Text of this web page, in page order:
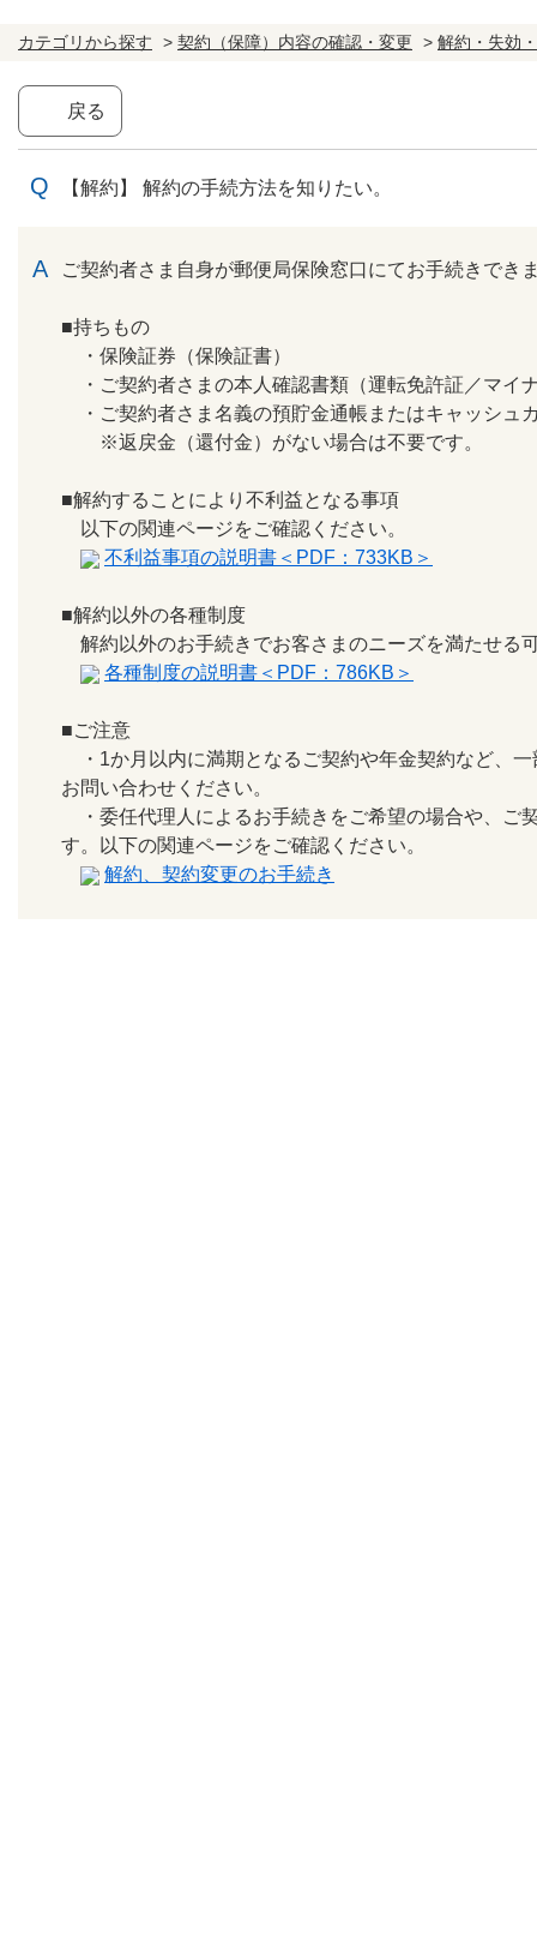
カテゴリから探す > 契約（保障）内容の確認・変更 > 解約・失効
戻る
【解約】 解約の手続方法を知りたい。
ご契約者さま自身が郵便局保険窓口にてお手続きでき
■持ちもの
・保険証券（保険証書）
・ご契約者さまの本人確認書類（運転免許証／マイ
・ご契約者さま名義の預貯金通帳またはキャッシュ
※返戻金（還付金）がない場合は不要です。
■解約することにより不利益となる事項
以下の関連ページをご確認ください。
不利益事項の説明書＜PDF：733KB＞
■解約以外の各種制度
解約以外のお手続きでお客さまのニーズを満たせる
各種制度の説明書＜PDF：786KB＞
■ご注意
・1か月以内に満期となるご契約や年金契約など、
お問い合わせください。
・委任代理人によるお手続きをご希望の場合や、ご
す。以下の関連ページをご確認ください。
解約、契約変更のお手続き